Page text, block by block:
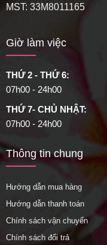
MST: 33M8011165
Giờ làm việc
THỨ 2 - THỨ 6:
07h00 - 24h00
THỨ 7- CHỦ NHẬT:
07h00 - 24h00
Thông tin chung
Hướng dẫn mua hàng
Hướng dẫn thanh toán
Chính sách vận chuyển
Chính sách đổi trả